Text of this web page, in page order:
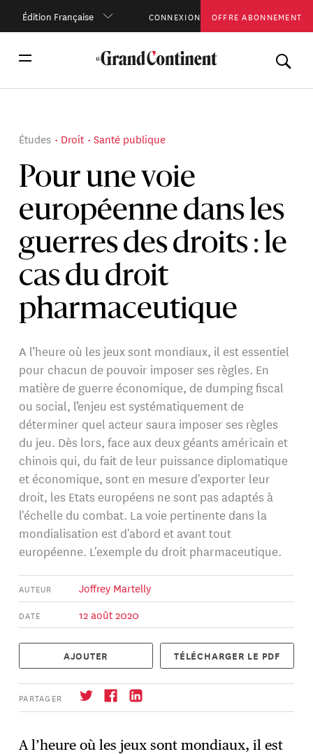
Édition Française CONNEXION OFFRE ABONNEMENT
Pour une voie
européenne dans les
guerres des droits : le
cas du droit
pharmaceutique
Études Droit Santé publique
A l’heure où les jeux sont mondiaux, il est essentiel
pour chacun de pouvoir imposer ses règles. En
matière de guerre économique, de dumping fiscal
ou social, l’enjeu est systématiquement de
déterminer quel acteur saura imposer ses règles
du jeu. Dès lors, face aux deux géants américain et
chinois qui, du fait de leur puissance diplomatique
et économique, sont en mesure d'exporter leur
droit, les Etats européens ne sont pas adaptés à
l'échelle du combat. La voie pertinente dans la
mondialisation est d'abord et avant tout
européenne. L'exemple du droit pharmaceutique.
AUTEUR Joffrey Martelly
DATE 12 août 2020
AJOUTER TÉLÉCHARGER LE PDF
PARTAGER
A l’heure où les jeux sont mondiaux, il est